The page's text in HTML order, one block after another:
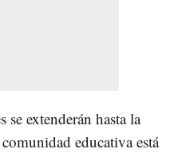
se extenderán hasta la
educativa está